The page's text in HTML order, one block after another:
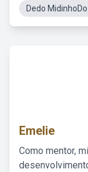
Dedo
Emelie
Como mentor,